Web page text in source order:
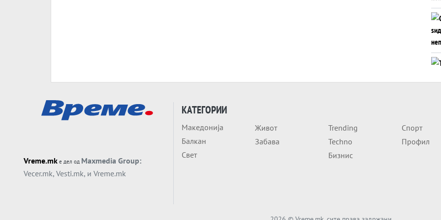
Vreme.mk е дел од Maxmedia Group:
Vecer.mk, Vesti.mk, и Vreme.mk
КАТЕГОРИИ
Македонија
Балкан
Свет
Живот
Забава
Trending
Techno
Бизнис
Спорт
Профил